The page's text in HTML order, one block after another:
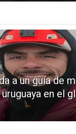
a un guía de
en el